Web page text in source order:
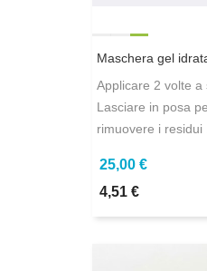
Maschera gel
Applicare 2 volte a
Lasciare in posa
rimuovere i residui
25,00 €
4,51 €